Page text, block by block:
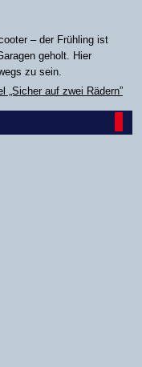
– der Frühling ist
geholt. Hier
zu sein.
„Sicher auf zwei Rädern”